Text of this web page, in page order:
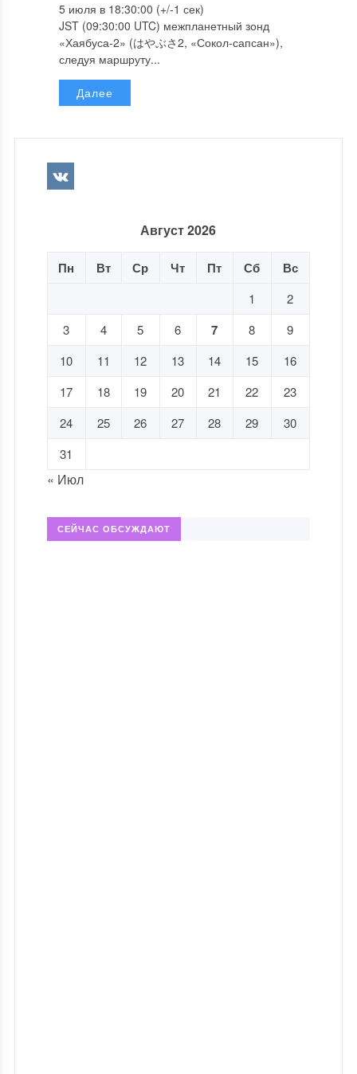
5 июля в 18:30:00 (+/-1 сек)
JST (09:30:00 UTC) межпланетный зонд
«Хаябуса-2» (はやぶさ2, «Сокол-сапсан»),
следуя маршруту...
Далее
Август 2026
Пн Вт Ср Чт Пт Сб Вс
1
2
3
4 5 6 7 8
9
10
11 12 13 14 15
16
17
18 19 20 21 22
23
24
25 26 27 28 29
30
31
« Июл
СЕЙЧАС ОБСУЖДАЮТ